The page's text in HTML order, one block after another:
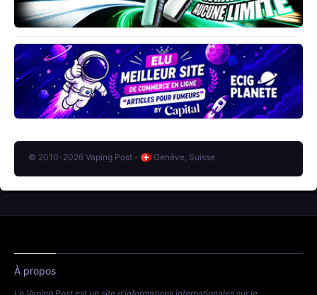
© 2010-2026 Vaping Post - Genève, Suisse
À propos